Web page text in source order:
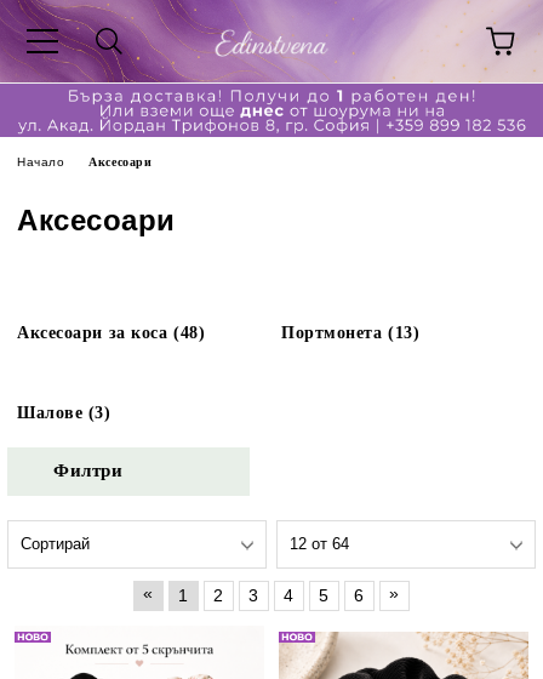
Начало Аксесоари
Аксесоари
Аксесоари за коса (48) Портмонета (13)
Шалове (3)
Филтри
« 1 2 3 4 5 6 »